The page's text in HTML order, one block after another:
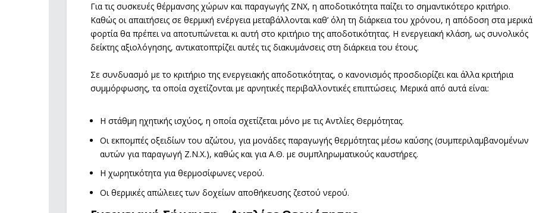
Για τις συσκευές θέρμανσης χώρων και παραγωγής ΖΝΧ, η αποδοτικότητα παίζει το σημαντικότερο κριτήριο.
Καθώς οι απαιτήσεις σε θερμική ενέργεια μεταβάλλονται καθ’ όλη τη διάρκεια του χρόνου, η απόδοση στα μερικά
φορτία θα πρέπει να αποτυπώνεται κι αυτή στο κριτήριο της αποδοτικότητας. Η ενεργειακή κλάση, ως συνολικός
δείκτης αξιολόγησης, αντικατοπτρίζει αυτές τις διακυμάνσεις στη διάρκεια του έτους.
Σε συνδυασμό με το κριτήριο της ενεργειακής αποδοτικότητας, ο κανονισμός προσδιορίζει και άλλα κριτήρια
συμμόρφωσης, τα οποία σχετίζονται με αρνητικές περιβαλλοντικές επιπτώσεις. Μερικά από αυτά είναι:
Η στάθμη ηχητικής ισχύος, η οποία σχετίζεται μόνο με τις Αντλίες Θερμότητας.
Οι εκπομπές οξειδίων του αζώτου, για μονάδες παραγωγής θερμότητας μέσω καύσης (συμπεριλαμβανομένων
αυτών για παραγωγή Ζ.Ν.Χ.), καθώς και για Α.Θ. με συμπληρωματικούς καυστήρες.
Η χωρητικότητα για θερμοσίφωνες νερού.
Οι θερμικές απώλειες των δοχείων αποθήκευσης ζεστού νερού.